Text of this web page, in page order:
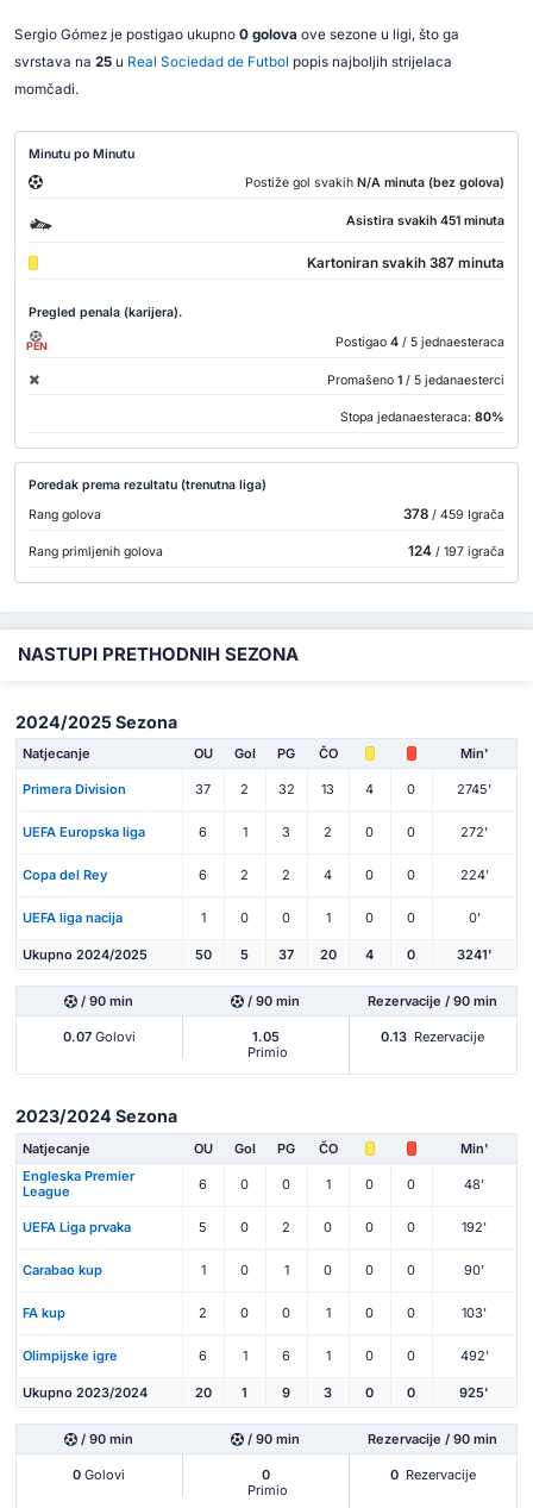
Sergio Gómez je postigao ukupno 0 golova ove sezone u ligi, što ga
svrstava na 25u Real Sociedad de Futbol popis najboljih strijelaca
momčadi.
Minutu po Minutu
Postiže gol svakih N/A minuta (bez golova)
Asistira svakih 451 minuta
Kartoniran svakih 387 minuta
Pregled penala (karijera).
PEN Postigao 4 / 5 jednaesteraca
Promašeno 1 / 5 jedanaesterci
Stopa jedanaesteraca: 80%
Poredak prema rezultatu (trenutna liga)
Rang golova
378/ 459 Igrača
Rang primljenih golova 124/ 197 igrača
NASTUPI PRETHODNIH SEZONA
2024/2025 Sezona
Natjecanje OU Gol PG ČO Min'
Primera Division 37 2 32 13 4 0 2745'
UEFA Europska liga 6 1 3 2 0 0 272'
Copa del Rey 6 2 2 4 0 0 224'
UEFA liga nacija 1 0 0 1 0 0 0'
Ukupno 2024/2025 50 5 37 20 4 0 3241'
/ 90 min / 90 min Rezervacije / 90 min
0.07Golovi
1.05
Primio
0.13 Rezervacije
2023/2024 Sezona
Natjecanje OU Gol PG ČO
Min'
Engleska Premier
League
6 0 0 1 0 0 48'
UEFA Liga prvaka 5 0 2 0 0 0 192'
Carabao kup 1 0 1 0 0 0 90'
FA kup 2 0 0 1 0 0 103'
Olimpijske igre 6 1 6 1 0 0 492'
Ukupno 2023/2024 20 1 9 3 0 0 925'
/ 90 min / 90 min Rezervacije / 90 min
0 Golovi
0
Primio
0 Rezervacije